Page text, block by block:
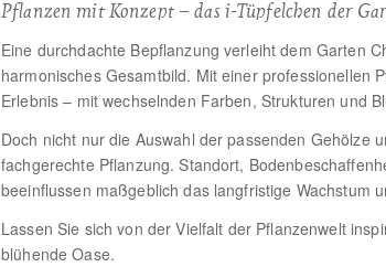
Pflanzen mit Konzept – das i-Tüpfelchen der
Eine durchdachte Bepflanzung verleiht dem Garten
harmonisches Gesamtbild. Mit einer professionellen
Erlebnis – mit wechselnden Farben, Strukturen und
Doch nicht nur die Auswahl der passenden Gehölze
fachgerechte Pflanzung. Standort,
beeinflussen maßgeblich das langfristige Wachstum
Lassen Sie sich von der Vielfalt der Pflanzenwelt
blühende Oase.